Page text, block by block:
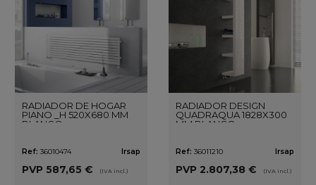
RADIADOR DE HOGAR
PIANO _H 520X680 MM
BLANCO
Ref: 36010474 Irsap
PVP 587,65 € (IVA incl.)
RADIADOR DESIGN
QUADRAQUA 1828X300
MM BLANCO
Ref: 36011210 Irsap
PVP 2.807,38 € (IVA incl.)